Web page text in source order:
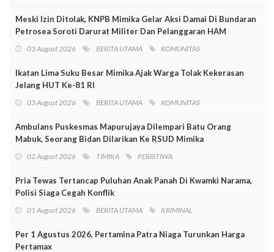
Meski Izin Ditolak, KNPB Mimika Gelar Aksi Damai Di Bundaran
Petrosea Soroti Darurat Militer Dan Pelanggaran HAM
03 August 2026 BERITA UTAMA KOMUNITAS
Ikatan Lima Suku Besar Mimika Ajak Warga Tolak Kekerasan
Jelang HUT Ke-81 RI
03 August 2026 BERITA UTAMA KOMUNITAS
Ambulans Puskesmas Mapurujaya Dilempari Batu Orang
Mabuk, Seorang Bidan Dilarikan Ke RSUD Mimika
02 August 2026 TIMIKA PERISTIWA
Pria Tewas Tertancap Puluhan Anak Panah Di Kwamki Narama,
Polisi Siaga Cegah Konflik
01 August 2026 BERITA UTAMA KRIMINAL
Per 1 Agustus 2026, Pertamina Patra Niaga Turunkan Harga
Pertamax